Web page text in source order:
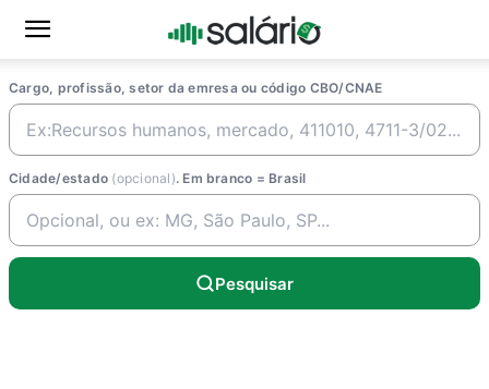
Cargo, profissão, setor da emresa ou código CBO/CNAE
Cidade/estado (opcional). Em branco = Brasil
Pesquisar